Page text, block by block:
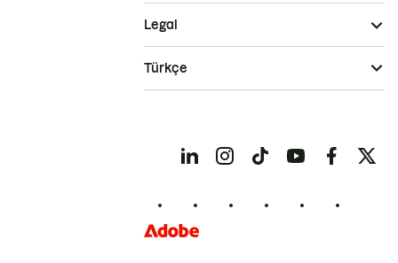
Legal
Türkçe